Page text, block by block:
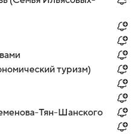
туризм)
Тян-Шанского